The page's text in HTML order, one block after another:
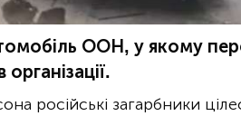
ООН, у якому
російські загарбники